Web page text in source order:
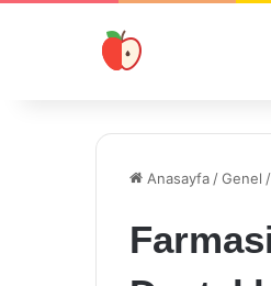
Anasayfa /Genel /